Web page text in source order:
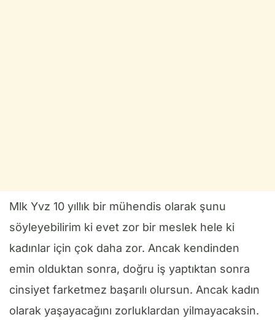
Mlk Yvz 10 yıllık bir mühendis olarak şunu
söyleyebilirim ki evet zor bir meslek hele ki
kadınlar için çok daha zor. Ancak kendinden
emin olduktan sonra, doğru iş yaptıktan sonra
cinsiyet farketmez başarılı olursun. Ancak kadın
olarak yaşayacağını zorluklardan yilmayacaksin.